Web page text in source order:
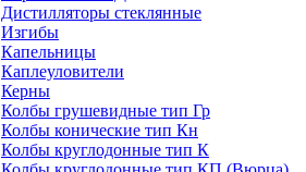
Дистилляторы стеклянные
Изгибы
Капельницы
Каплеуловители
Керны
Колбы грушевидные тип Гр
Колбы конические тип Кн
Колбы круглодонные тип К